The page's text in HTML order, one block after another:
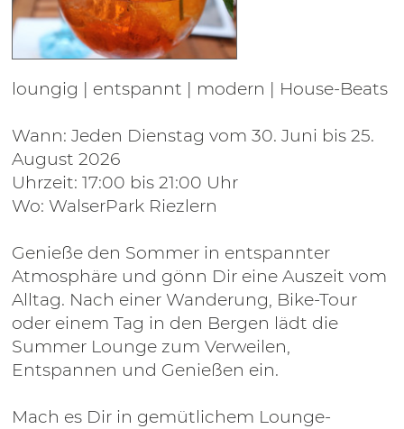
loungig | entspannt | modern | House-Beats
Wann: Jeden Dienstag vom 30. Juni bis 25.
August 2026
Uhrzeit: 17:00 bis 21:00 Uhr
Wo: WalserPark Riezlern
Genieße den Sommer in entspannter
Atmosphäre und gönn Dir eine Auszeit vom
Alltag. Nach einer Wanderung, Bike-Tour
oder einem Tag in den Bergen lädt die
Summer Lounge zum Verweilen,
Entspannen und Genießen ein.
Mach es Dir in gemütlichem Lounge-